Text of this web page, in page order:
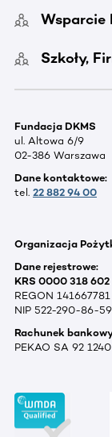
Wsparcie
Szkoły,
Fundacja DKMS
ul. Altowa 6/9
02-386 Warszawa
Dane kontaktowe:
tel. 22 882 94 00
Organizacja
Dane rejestrowe:
KRS 0000 318 602
REGON 141667781
NIP 522-290-86-59
Rachunek
PEKAO SA 92